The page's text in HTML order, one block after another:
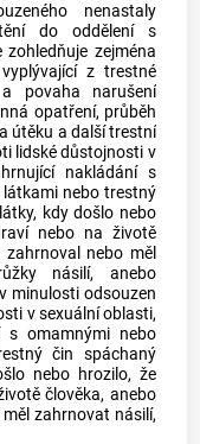
nenastaly
do oddělení s
zejména
z trestné
povaha narušení
opatření, průběh
útěku a dalšítrestní
lidské důstojnosti v
nakládání s
nebo trestný
kdy došlo nebo
nebo na životě
zahrnoval nebo měl
násilí, anebo
minulosti odsouzen
v sexuální oblasti,
s omamnými nebo
čin spáchaný
nebo hrozilo, že
člověka, anebo
zahrnovat násilí,